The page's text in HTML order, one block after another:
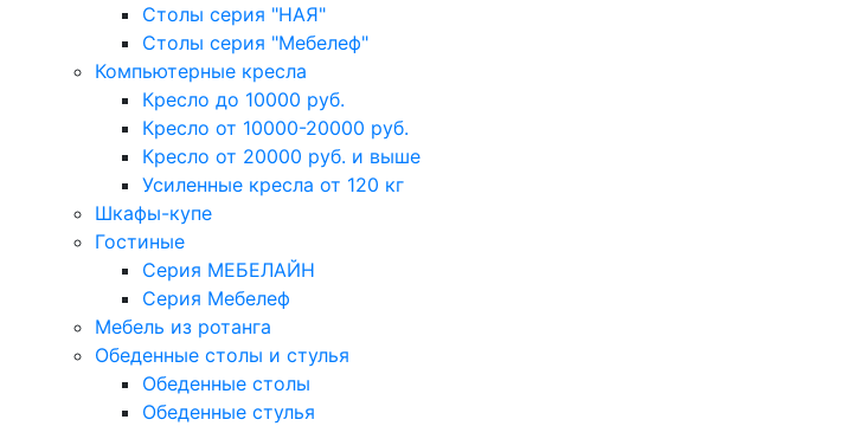
Столы серия "НАЯ"
Столы серия "Мебелеф"
Компьютерные кресла
Кресло до 10000 руб.
Кресло от 10000-20000 руб.
Кресло от 20000 руб. и выше
Усиленные кресла от 120 кг
Шкафы-купе
Гостиные
Серия МЕБЕЛАЙН
Серия Мебелеф
Мебель из ротанга
Обеденные столы и стулья
Обеденные столы
Обеденные стулья